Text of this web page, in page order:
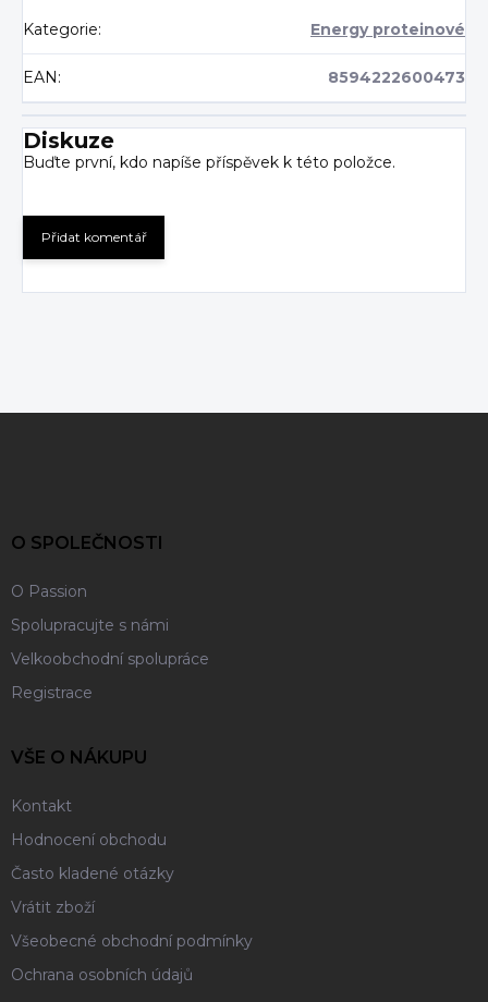
Kategorie: Energy proteinové
EAN: 8594222600473
Diskuze
Buďte první, kdo napíše příspěvek k této položce.
Přidat komentář
O SPOLEČNOSTI
O Passion
Spolupracujte s námi
Velkoobchodní spolupráce
Registrace
VŠE O NÁKUPU
Kontakt
Hodnocení obchodu
Často kladené otázky
Vrátit zboží
Všeobecné obchodní podmínky
Ochrana osobních údajů